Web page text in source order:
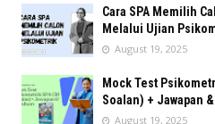
Cara SPA Memilih
Melalui Ujian
August 19, 2025
Mock Test
Soalan) + Jawapan
August 19, 2025